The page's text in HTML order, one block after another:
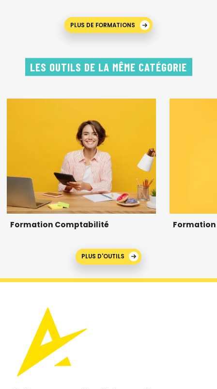
PLUS DE FORMATIONS
LES OUTILS DE LA MÊME CATÉGORIE
Formation Comptabilité
PLUS D'OUTILS